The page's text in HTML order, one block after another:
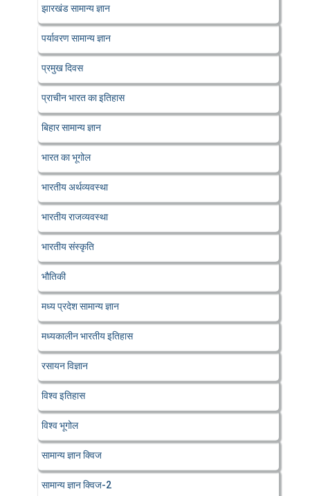
झारखंड सामान्य ज्ञान
पर्यावरण सामान्य ज्ञान
प्रमुख दिवस
प्राचीन भारत का इतिहास
बिहार सामान्य ज्ञान
भारत का भूगोल
भारतीय अर्थव्यवस्था
भारतीय राजव्यवस्था
भारतीय संस्कृति
भौतिकी
मध्य प्रदेश सामान्य ज्ञान
मध्यकालीन भारतीय इतिहास
रसायन विज्ञान
विश्व इतिहास
विश्व भूगोल
सामान्य ज्ञान क्विज
सामान्य ज्ञान क्विज-2